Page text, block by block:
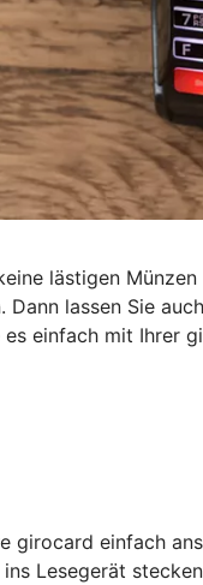
lästigen
lassen Sie
einfach mit Ihrer
girocard einfach
Lesegerät